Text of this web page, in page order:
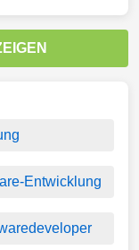
Entwicklung